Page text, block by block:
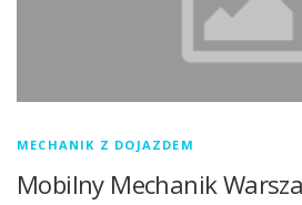
MECHANIK Z DOJAZDEM
Mobilny Mechanik